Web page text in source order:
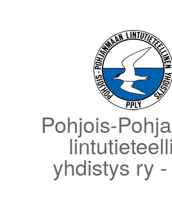
Pohjois-
yhdistys ry